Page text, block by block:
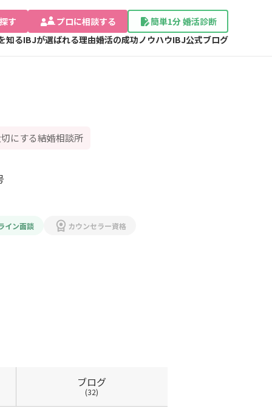
す プロに相談する
簡単1分 婚活診断
知るIBJが選ばれる理由婚活の成功ノウハウIBJ公式ブログ
にする結婚相談所
イン面談 カウンセラー資格
ブログ
(32)